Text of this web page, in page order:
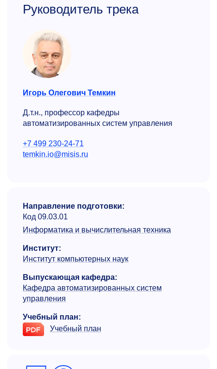
Руководитель трека
Игорь Олегович Темкин
Д.т.н., профессор кафедры
автоматизированных систем управления
+7 499 230-24-71
temkin.io@misis.ru
Направление подготовки:
Код 09.03.01
Информатика и вычислительная техника
Институт:
Институт компьютерных наук
Выпускающая кафедра:
Кафедра автоматизиро­ванных систем
управления
Учебный план:
Учебный план